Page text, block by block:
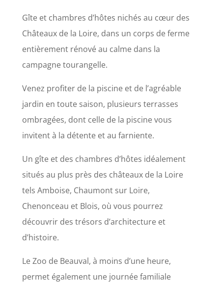
Gîte et chambres d’hôtes nichés au cœur des
Châteaux de la Loire, dans un corps de ferme
entièrement rénové au calme dans la
campagne tourangelle.
Venez profiter de la piscine et de l’agréable
jardin en toute saison, plusieurs terrasses
ombragées, dont celle de la piscine vous
invitent à la détente et au farniente.
Un gîte et des chambres d’hôtes idéalement
situés au plus près des châteaux de la Loire
tels Amboise, Chaumont sur Loire,
Chenonceau et Blois, où vous pourrez
découvrir des trésors d’architecture et
d’histoire.
Le Zoo de Beauval, à moins d’une heure,
permet également une journée familiale